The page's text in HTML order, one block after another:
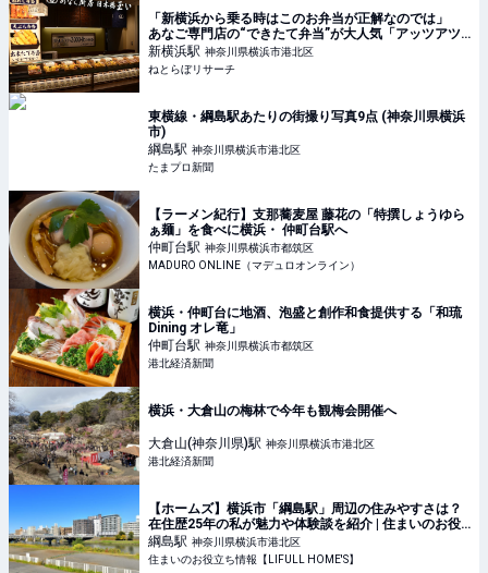
「新横浜から乗る時はこのお弁当が正解なのでは」
あなご専門店の“できたて弁当”が大人気「アッツアツ
のホックホク」「ひっくり返るくらい美味しかった」
（1/3） | グルメ ねとらぼリサーチ
新横浜駅 神奈川県横浜市港北区
ねとらぼリサーチ
東横線・綱島駅あたりの街撮り写真9点 (神奈川県横浜
市)
綱島駅 神奈川県横浜市港北区
たまプロ新聞
【ラーメン紀行】支那蕎麦屋 藤花の「特撰しょうゆら
ぁ麺」を食べに横浜・ 仲町台駅へ
仲町台駅 神奈川県横浜市都筑区
MADURO ONLINE（マデュロオンライン）
横浜・仲町台に地酒、泡盛と創作和食提供する「和琉
Dining オレ竜」
仲町台駅 神奈川県横浜市都筑区
港北経済新聞
横浜・大倉山の梅林で今年も観梅会開催へ
大倉山(神奈川県)駅 神奈川県横浜市港北区
港北経済新聞
【ホームズ】横浜市「綱島駅」周辺の住みやすさは？
在住歴25年の私が魅力や体験談を紹介 | 住まいのお役
立ち情報
綱島駅 神奈川県横浜市港北区
住まいのお役立ち情報【LIFULL HOME'S】